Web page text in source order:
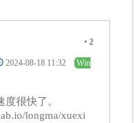
• 2
2024-08-18 11:32
Win
很快了。
longma/xuexi